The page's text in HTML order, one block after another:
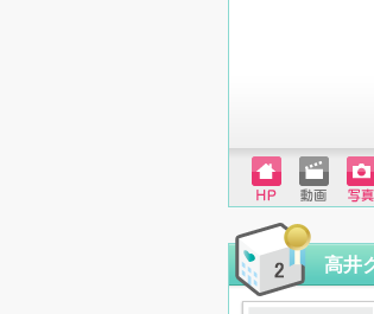
ホーム
ページ
動画 写真
高井